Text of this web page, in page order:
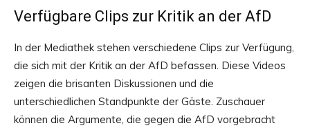
Verfügbare Clips zur Kritik an der AfD
In der Mediathek stehen verschiedene Clips zur Verfügung,
die sich mit der Kritik an der AfD befassen. Diese Videos
zeigen die brisanten Diskussionen und die
unterschiedlichen Standpunkte der Gäste. Zuschauer
können die Argumente, die gegen die AfD vorgebracht